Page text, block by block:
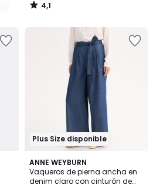
4,1
/
Plus Size disponible
ANNE WEYBURN
Vaqueros de pierna ancha en
denim claro con cinturón de
2,9
/ 5